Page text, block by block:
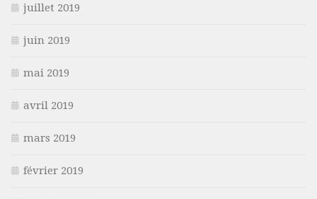
juillet 2019
juin 2019
mai 2019
avril 2019
mars 2019
février 2019